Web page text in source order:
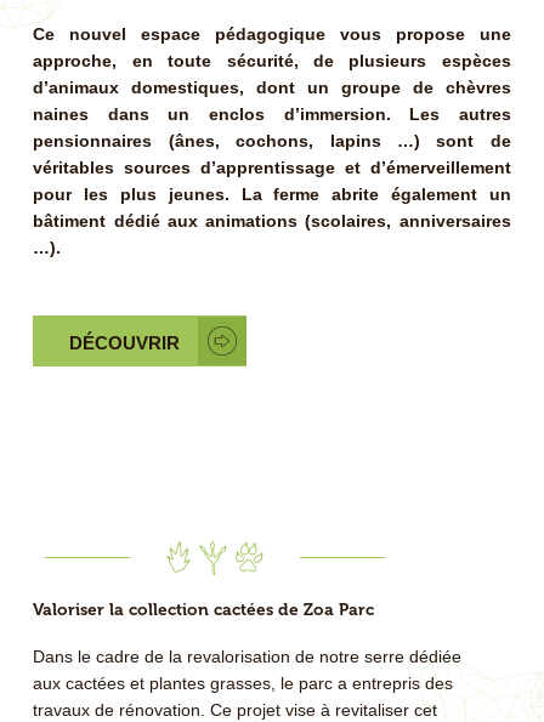
Ce nouvel espace pédagogique vous propose une
approche, en toute sécurité, de plusieurs espèces
d’animaux domestiques, dont un groupe de chèvres
naines dans un enclos d’immersion. Les autres
pensionnaires (ânes, cochons, lapins …) sont de
véritables sources d’apprentissage et d’émerveillement
pour les plus jeunes. La ferme abrite également un
bâtiment dédié aux animations (scolaires, anniversaires
…).
DÉCOUVRIR
Valoriser la collection cactées de Zoa Parc
Dans le cadre de la revalorisation de notre serre dédiée
aux cactées et plantes grasses, le parc a entrepris des
travaux de rénovation. Ce projet vise à revitaliser cet